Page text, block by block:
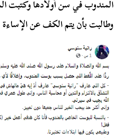
المندوب في سن أولادها وكتبت
وطالبت بأن يتم الكف عن الإساءة